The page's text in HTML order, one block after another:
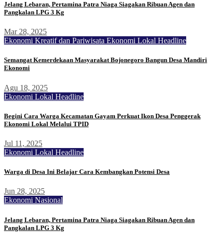
Jelang Lebaran, Pertamina Patra Niaga Siagakan Ribuan Agen dan
Pangkalan LPG 3 Kg
Mar 28, 2025
Ekonomi Kreatif dan Pariwisata Ekonomi Lokal Headline
Semangat Kemerdekaan Masyarakat Bojonegoro Bangun Desa Mandiri
Ekonomi
Agu 18, 2025
Ekonomi Lokal Headline
Begini Cara Warga Kecamatan Gayam Perkuat Ikon Desa Penggerak
Ekonomi Lokal Melalui TPID
Jul 11, 2025
Ekonomi Lokal Headline
Warga di Desa Ini Belajar Cara Kembangkan Potensi Desa
Jun 28, 2025
Ekonomi Nasional
Jelang Lebaran, Pertamina Patra Niaga Siagakan Ribuan Agen dan
Pangkalan LPG 3 Kg